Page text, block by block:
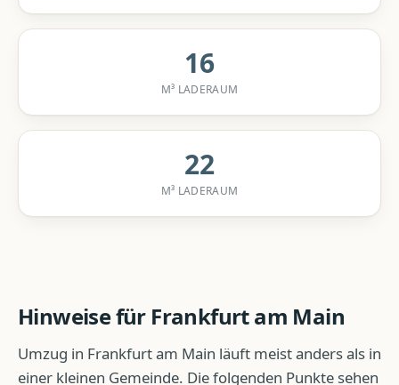
16
M³ LADERAUM
22
M³ LADERAUM
Hinweise für Frankfurt am Main
Umzug in Frankfurt am Main läuft meist anders als in
einer kleinen Gemeinde. Die folgenden Punkte sehen